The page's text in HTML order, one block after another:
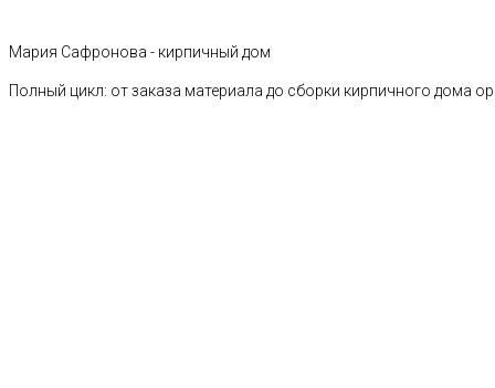
Мария Сафронова - кирпичный дом
Полный цикл: от заказа материала до сборки кирпичного дома